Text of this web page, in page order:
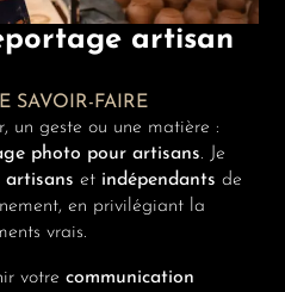
artisan
SAVOIR-FAIRE
un geste ou une matière :
photo pour artisans. Je
artisans et indépendants de
en privilégiant la
vrais.
votrecommunication